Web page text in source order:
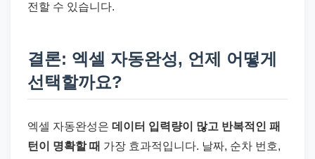
전할 수 있습니다.
결론: 엑셀 자동완성, 언제 어떻게
선택할까요?
엑셀 자동완성은 데이터 입력량이 많고 반복적인 패
턴이 명확할 때 가장 효과적입니다. 날짜, 순차 번호,